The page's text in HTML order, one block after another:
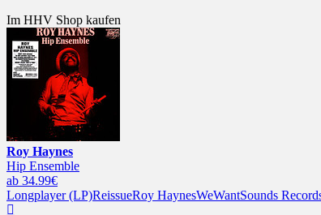
Im HHV Shop kaufen
Roy Haynes
Hip Ensemble
ab 34.99€
Longplayer (LP)ReissueRoy HaynesWeWantSounds